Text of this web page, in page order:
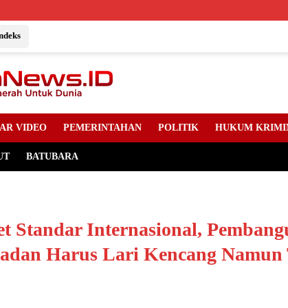
VIDEO PEMERINTAHAN POLITIK HUKUM
BATUBARA
Standar Internasional,
Harus Lari Kencang Namun